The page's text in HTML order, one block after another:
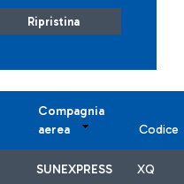
Ripristina
Compagnia
aerea
Codice
SUNEXPRESS XQ